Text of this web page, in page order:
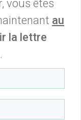
vous êtes
au
la lettre
.